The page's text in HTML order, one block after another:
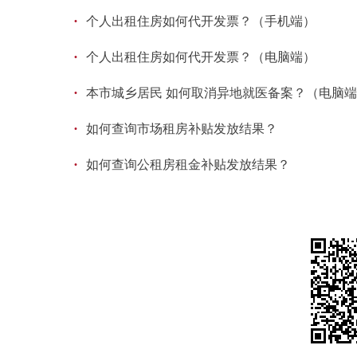
· 个人出租住房如何代开发票？（手机端）
· 个人出租住房如何代开发票？（电脑端）
· 本市城乡居民 如何取消异地就医备案？（电脑
· 如何查询市场租房补贴发放结果？
· 如何查询公租房租金补贴发放结果？